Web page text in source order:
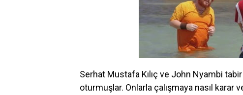
Serhat Mustafa Kılıç ve John Nyambi
oturmuşlar. Onlarla çalışmaya nasıl karar